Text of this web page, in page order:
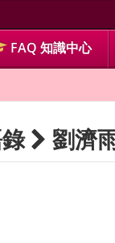
FAQ 知識中心
劉濟